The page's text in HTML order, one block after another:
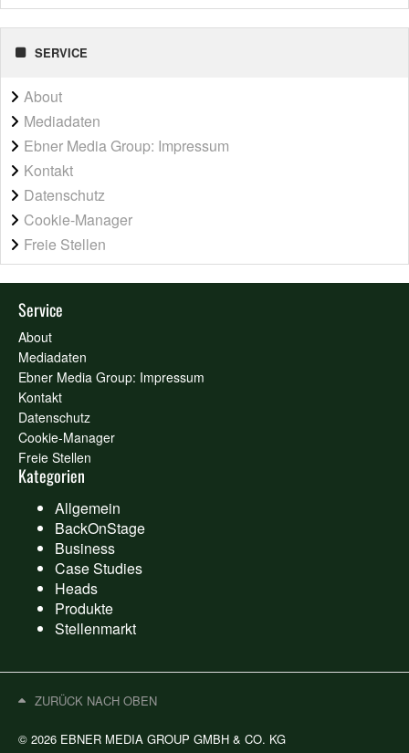
SERVICE
About
Mediadaten
Ebner Media Group: Impressum
Kontakt
Datenschutz
Cookie-Manager
Freie Stellen
Service
About
Mediadaten
Ebner Media Group: Impressum
Kontakt
Datenschutz
Cookie-Manager
Freie Stellen
Kategorien
Allgemein
BackOnStage
Business
Case Studies
Heads
Produkte
Stellenmarkt
© 2026 EBNER MEDIA GROUP GMBH & CO. KG
ZURÜCK NACH OBEN